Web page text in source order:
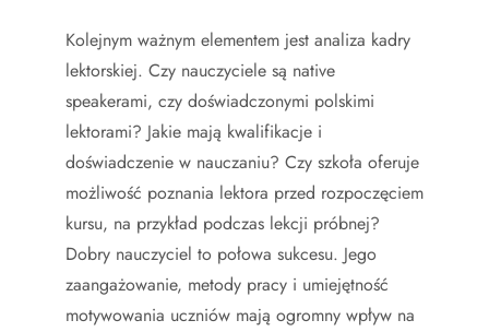
Kolejnym ważnym elementem jest analiza kadry
lektorskiej. Czy nauczyciele są native
speakerami, czy doświadczonymi polskimi
lektorami? Jakie mają kwalifikacje i
doświadczenie w nauczaniu? Czy szkoła oferuje
możliwość poznania lektora przed rozpoczęciem
kursu, na przykład podczas lekcji próbnej?
Dobry nauczyciel to połowa sukcesu. Jego
zaangażowanie, metody pracy i umiejętność
motywowania uczniów mają ogromny wpływ na